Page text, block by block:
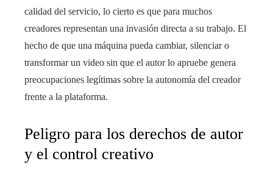
calidad del servicio, lo cierto es que para muchos
creadores representan una invasión directa a su trabajo. El
hecho de que una máquina pueda cambiar, silenciar o
transformar un video sin que el autor lo apruebe genera
preocupaciones legítimas sobre la autonomía del creador
frente a la plataforma.
Peligro para los derechos de autor
y el control creativo